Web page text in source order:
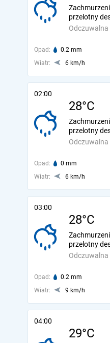
Odczuwalna
przelotny
Opad: 0.2 mm
Wiatr:
6 km/h
02:00
28°C
Odczuwalna
przelotny
Opad: 0 mm
Wiatr:
6 km/h
03:00
28°C
Odczuwalna
przelotny
Opad: 0.2 mm
Wiatr:
9 km/h
04:00
29°C